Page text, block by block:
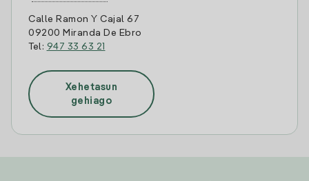
Calle Ramon Y Cajal 67
09200 Miranda De Ebro
Tel: 947 33 63 21
Xehetasun
gehiago